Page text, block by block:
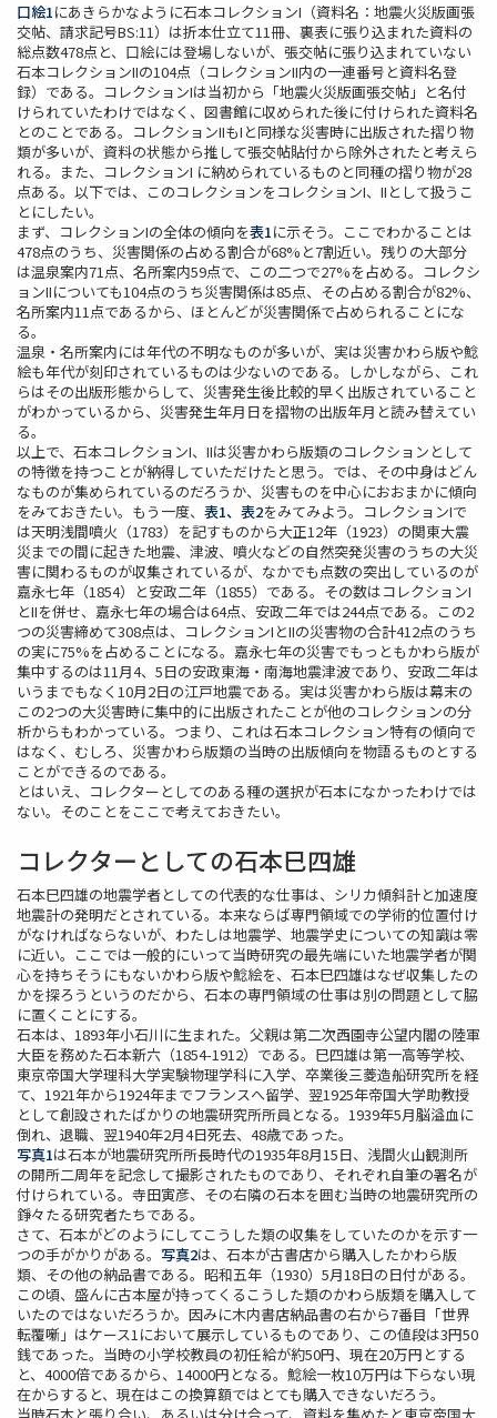
口絵1にあきらかなように石本コレクションI（資料名：地震火災版画張
交帖、請求記号BS:11）は折本仕立て11冊、裏表に張り込まれた資料の
総点数478点と、口絵には登場しないが、張交帖に張り込まれていない
石本コレクションIIの104点（コレクションII内の一連番号と資料名登
録）である。コレクションIは当初から「地震火災版画張交帖」と名付
けられていたわけではなく、図書館に収められた後に付けられた資料名
とのことである。コレクションIIもIと同様な災害時に出版された摺り物
類が多いが、資料の状態から推して張交帖貼付から除外されたと考えら
れる。また、コレクションI に納められているものと同種の摺り物が28
点ある。以下では、このコレクションをコレクションI、IIとして扱うこ
とにしたい。
まず、コレクションIの全体の傾向を表1に示そう。ここでわかることは
478点のうち、災害関係の占める割合が68%と7割近い。残りの大部分
は温泉案内71点、名所案内59点で、この二つで27%を占める。コレクシ
ョンIIについても104点のうち災害関係は85点、その占める割合が82%、
名所案内11点であるから、ほとんどが災害関係で占められることにな
る。
温泉・名所案内には年代の不明なものが多いが、実は災害かわら版や鯰
絵も年代が刻印されているものは少ないのである。しかしながら、これ
らはその出版形態からして、災害発生後比較的早く出版されていること
がわかっているから、災害発生年月日を摺物の出版年月と読み替えてい
る。
以上で、石本コレクションI、IIは災害かわら版類のコレクションとして
の特徴を持つことが納得していただけたと思う。では、その中身はどん
なものが集められているのだろうか、災害ものを中心におおまかに傾向
をみておきたい。もう一度、 表1、表2をみてみよう。コレクションIで
は天明浅間噴火（1783）を記すものから大正12年（1923）の関東大震
災までの間に起きた地震、津波、噴火などの自然突発災害のうちの大災
害に関わるものが収集されているが、なかでも点数の突出しているのが
嘉永七年（1854）と安政二年（1855）である。その数はコレクションI
とIIを併せ、嘉永七年の場合は64点、安政二年では244点である。この2
つの災害締めて308点は、コレクションIとIIの災害物の合計412点のうち
の実に75%を占めることになる。嘉永七年の災害でもっともかわら版が
集中するのは11月4、5日の安政東海・南海地震津波であり、安政二年は
いうまでもなく10月2日の江戸地震である。実は災害かわら版は幕末の
この2つの大災害時に集中的に出版されたことが他のコレクションの分
析からもわかっている。つまり、これは石本コレクション特有の傾向で
はなく、むしろ、災害かわら版類の当時の出版傾向を物語るものとする
ことができるのである。
とはいえ、コレクターとしてのある種の選択が石本になかったわけでは
ない。そのことをここで考えておきたい。
コレクターとしての石本巳四雄
石本巳四雄の地震学者としての代表的な仕事は、シリカ傾斜計と加速度
地震計の発明だとされている。本来ならば専門領域での学術的位置付け
がなければならないが、わたしは地震学、地震学史についての知識は零
に近い。ここでは一般的にいって当時研究の最先端にいた地震学者が関
心を持ちそうにもないかわら版や鯰絵を、石本巳四雄はなぜ収集したの
かを探ろうというのだから、石本の専門領域の仕事は別の問題として脇
に置くことにする。
石本は、1893年小石川に生まれた。父親は第二次西園寺公望内閣の陸軍
大臣を務めた石本新六（1854-1912）である。巳四雄は第一高等学校、
東京帝国大学理科大学実験物理学科に入学、卒業後三菱造船研究所を経
て、1921年から1924年までフランスへ留学、翌1925年帝国大学助教授
として創設されたばかりの地震研究所所員となる。1939年5月脳溢血に
倒れ、退職、翌1940年2月4日死去、48歳であった。
写真1は石本が地震研究所所長時代の1935年8月15日、浅間火山観測所
の開所二周年を記念して撮影されたものであり、それぞれ自筆の署名が
付けられている。寺田寅彦、その右隣の石本を囲む当時の地震研究所の
錚々たる研究者たちである。
さて、石本がどのようにしてこうした類の収集をしていたのかを示す一
つの手がかりがある。 写真2は、石本が古書店から購入したかわら版
類、その他の納品書である。昭和五年（1930）5月18日の日付がある。
この頃、盛んに古本屋が持ってくるこうした類のかわら版類を購入して
いたのではないだろうか。因みに木内書店納品書の右から7番目「世界
転覆噺」はケース1において展示しているものであり、この値段は3円50
銭であった。当時の小学校教員の初任給が約50円、現在20万円とする
と、4000倍であるから、14000円となる。鯰絵一枚10万円は下らない現
在からすると、現在はこの換算額ではとても購入できないだろう。